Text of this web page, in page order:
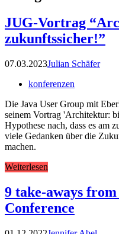
JUG-Vortrag
zukunftssicher!”
07.03.2023Julian Schäfer
konferenzen
Die Java User Group mit
seinem Vortrag 'Architektur:
Hypothese nach, dass es am
viele Gedanken über die
machen.
Weiterlesen
9 take-aways
Conference